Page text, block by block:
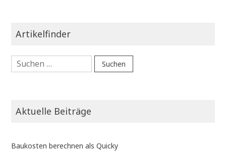
Artikelfinder
Suchen
nach:
Aktuelle Beiträge
Baukosten berechnen als Quicky